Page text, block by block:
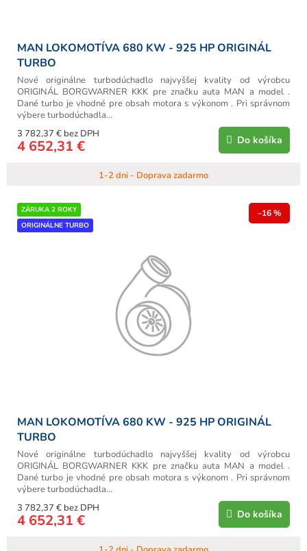
MAN LOKOMOTÍVA 680 KW - 925 HP ORIGINÁL
TURBO
1-2 dni - Doprava zadarmo
3 782,37 € bez DPH
4 652,31 € Do košíka
Nové originálne turbodúchadlo najvyššej kvality od výrobcu
ORIGINÁL BORGWARNER KKK pre značku auta MAN a model .
Dané turbo je vhodné pre obsah motora s výkonom . Pri správnom
výbere turbodúchadla...
ZÁRUKA 2 ROKY
ORIGINÁLNE TURBO
–16 %
MAN LOKOMOTÍVA 680 KW - 925 HP ORIGINÁL
TURBO
3 782,37 € bez DPH
4 652,31 € Do košíka
Nové originálne turbodúchadlo najvyššej kvality od výrobcu
ORIGINÁL BORGWARNER KKK pre značku auta MAN a model .
Dané turbo je vhodné pre obsah motora s výkonom . Pri správnom
výbere turbodúchadla...